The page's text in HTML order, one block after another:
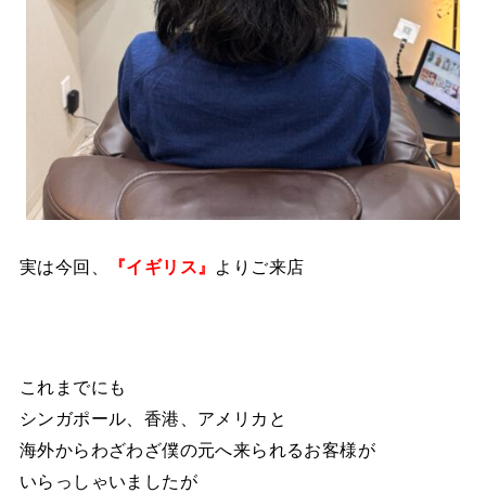
実は今回、 『イギリス』 よりご来店
これまでにも
シンガポール、香港、アメリカと
海外からわざわざ僕の元へ来られるお客様が
いらっしゃいましたが